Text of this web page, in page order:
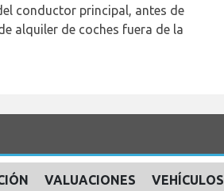
conductor principal, antes de
alquiler de coches fuera de la
VALUACIONES VEHÍCULOS